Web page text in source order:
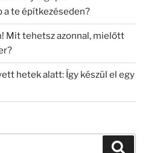
te építkezéseden?
Mit tehetsz azonnal, mielőtt
hetek alatt: Így készül el egy